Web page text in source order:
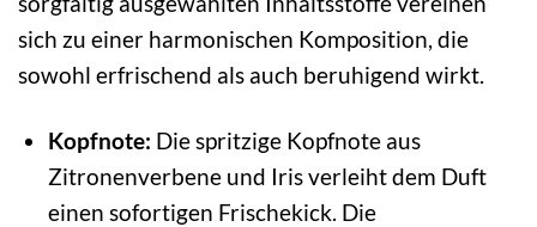
sich zu einer harmonischen Komposition, die
sowohl erfrischend als auch beruhigend wirkt.
Kopfnote: Die spritzige Kopfnote aus
Zitronenverbene und Iris verleiht dem Duft
einen sofortigen Frischekick. Die